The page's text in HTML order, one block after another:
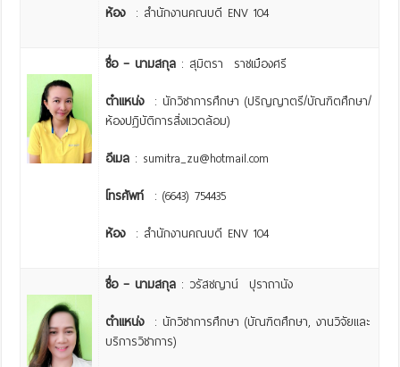
ห้อง : สำนักงานคณบดี ENV 104
ชื่อ – นามสกุล : สุมิตรา ราชเมืองศรี
ตำแหน่ง: นักวิชาการศึกษา (ปริญญาตรี/บัณฑิตศึกษา/
ห้องปฏิบัติการสิ่งแวดล้อม)
อีเมล : sumitra_zu@hotmail.com
โทรศัพท์: (6643) 754435
ห้อง : สำนักงานคณบดี ENV 104
ชื่อ – นามสกุล : วรัสชญาน์ ปุราถานัง
ตำแหน่ง: นักวิชาการศึกษา (บัณฑิตศึกษา, งานวิจัยและ
บริการวิชาการ)